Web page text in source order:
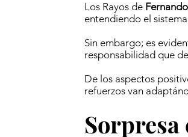
Los Rayos de
entendiendo el
Sin embargo; es
responsabilidad que
De los aspectos
refuerzos van
Sorpresa